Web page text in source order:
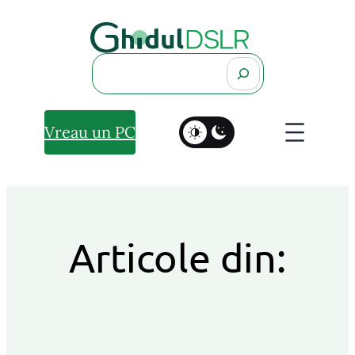
Search
Vreau un PC
Articole din: